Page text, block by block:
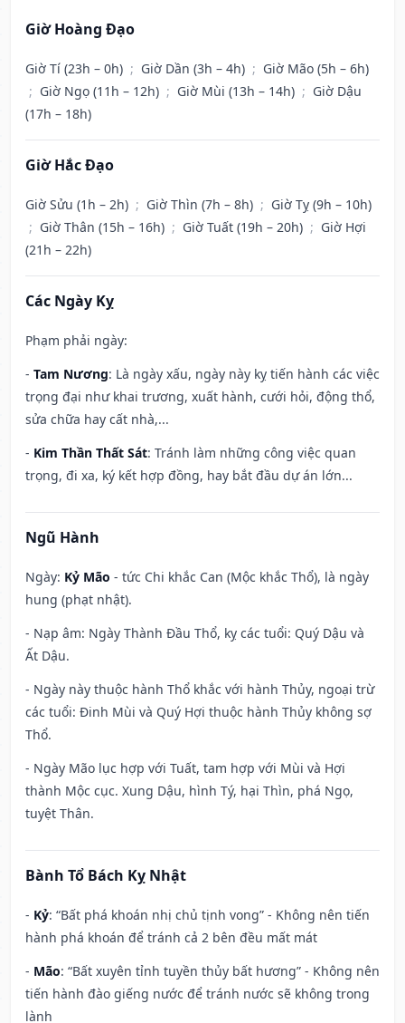
Giờ Hoàng Đạo
Giờ Tí (23h – 0h) ; Giờ Dần (3h – 4h) ; Giờ Mão (5h – 6h)
; Giờ Ngọ (11h – 12h) ; Giờ Mùi (13h – 14h) ; Giờ Dậu
(17h – 18h)
Giờ Hắc Đạo
Giờ Sửu (1h – 2h) ; Giờ Thìn (7h – 8h) ; Giờ Tỵ (9h – 10h)
; Giờ Thân (15h – 16h) ; Giờ Tuất (19h – 20h) ; Giờ Hợi
(21h – 22h)
Các Ngày Kỵ
Phạm phải ngày:
- Tam Nương: Là ngày xấu, ngày này kỵ tiến hành các việc
trọng đại như khai trương, xuất hành, cưới hỏi, động thổ,
sửa chữa hay cất nhà,...
- Kim Thần Thất Sát: Tránh làm những công việc quan
trọng, đi xa, ký kết hợp đồng, hay bắt đầu dự án lớn...
Ngũ Hành
Ngày: Kỷ Mão - tức Chi khắc Can (Mộc khắc Thổ), là ngày
hung (phạt nhật).
- Nạp âm: Ngày Thành Đầu Thổ, kỵ các tuổi: Quý Dậu và
Ất Dậu.
- Ngày này thuộc hành Thổ khắc với hành Thủy, ngoại trừ
các tuổi: Đinh Mùi và Quý Hợi thuộc hành Thủy không sợ
Thổ.
- Ngày Mão lục hợp với Tuất, tam hợp với Mùi và Hợi
thành Mộc cục. Xung Dậu, hình Tý, hại Thìn, phá Ngọ,
tuyệt Thân.
Bành Tổ Bách Kỵ Nhật
- Kỷ: “Bất phá khoán nhị chủ tịnh vong” - Không nên tiến
hành phá khoán để tránh cả 2 bên đều mất mát
- Mão: “Bất xuyên tỉnh tuyền thủy bất hương” - Không nên
tiến hành đào giếng nước để tránh nước sẽ không trong
lành